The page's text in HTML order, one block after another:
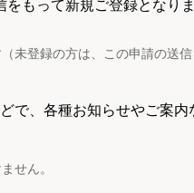
もって新規ご登録となりま
登録の方は、この申請の送信
で、各種お知らせやご案内
せん。